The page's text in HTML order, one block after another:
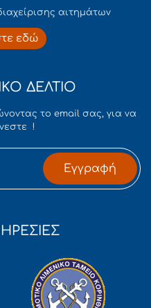
αιτημάτων
εδώ
ΔΕΛΤΙΟ
το email σας, για να
!
Εγγραφή